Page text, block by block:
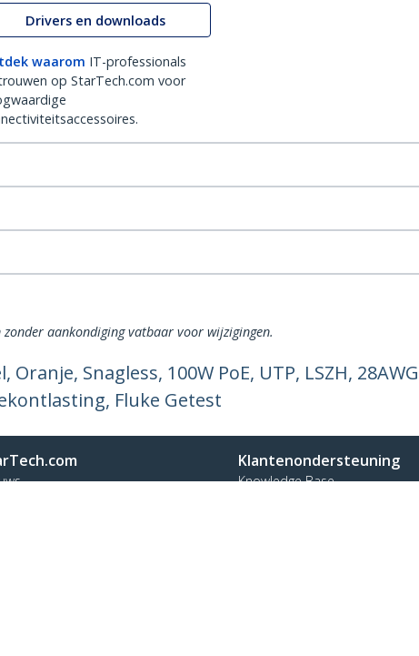
Drivers en downloads
waarom IT-professionals
op StarTech.com voor
aankondiging vatbaar voor wijzigingen.
Snagless, 100W PoE, UTP, LSZH,
Fluke Getest
Klantenondersteuning
Knowledge Base